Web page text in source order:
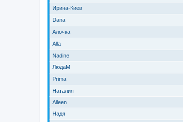
Ирина-Киев
Dana
Алочка
Alla
Nadine
ЛюдаМ
Prima
Наталия
Aileen
Надя